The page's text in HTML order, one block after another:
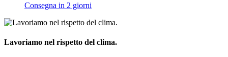
Consegna in 2 giorni
Lavoriamo nel rispetto del clima.